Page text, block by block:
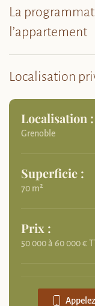
La
l’appartement
Localisation
Localisation :
Grenoble
Superficie :
70 m²
Prix :
50 000 à 60 000 €